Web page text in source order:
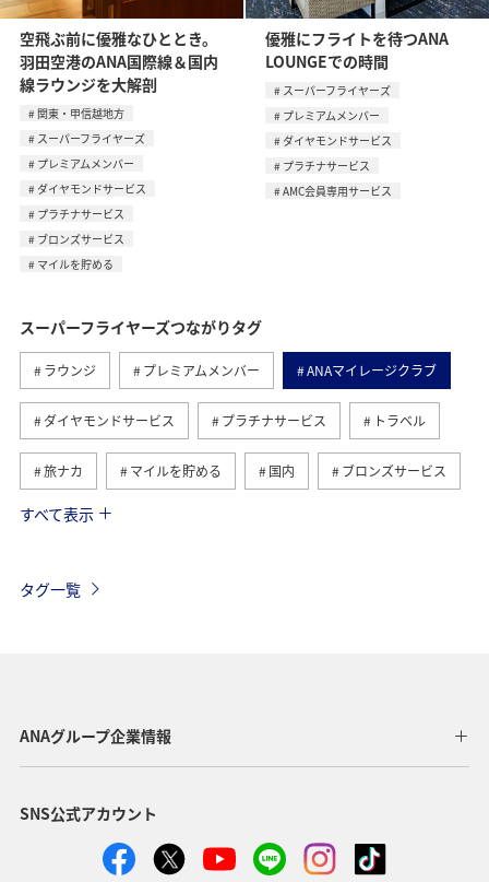
空飛ぶ前に優雅なひととき。
羽田空港のANA国際線＆国内
線ラウンジを大解剖
関東・甲信越地方
スーパーフライヤーズ
プレミアムメンバー
ダイヤモンドサービス
プラチナサービス
ブロンズサービス
マイルを貯める
優雅にフライトを待つANA
LOUNGEでの時間
スーパーフライヤーズ
プレミアムメンバー
ダイヤモンドサービス
プラチナサービス
AMC会員専用サービス
スーパーフライヤーズつながりタグ
ラウンジ プレミアムメンバー ANAマイレージクラブ
ダイヤモンドサービス プラチナサービス トラベル
旅ナカ マイルを貯める 国内 ブロンズサービス
海外
すべて表示
タグ一覧
ANAグループ企業情報
SNS公式アカウント